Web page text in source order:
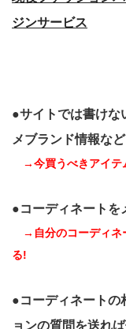
ジンサービス
●サイトでは書けな
メブランド情報な
→今買うべきアイテ
●コーディネートを
→自分のコーディネ
る!
●コーディネートの
ョンの質問を送れ